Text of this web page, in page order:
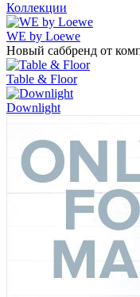
Коллекции
WE by Loewe
Новый саббренд от
Table & Floor
Downlight